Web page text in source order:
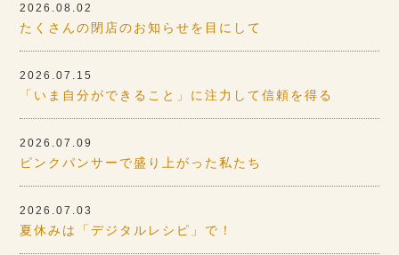
2026.08.02
たくさんの閉店のお知らせを目にして
2026.07.15
「いま自分ができること」に注力して信頼を得る
2026.07.09
ピンクパンサーで盛り上がった私たち
2026.07.03
夏休みは「デジタルレシピ」で！